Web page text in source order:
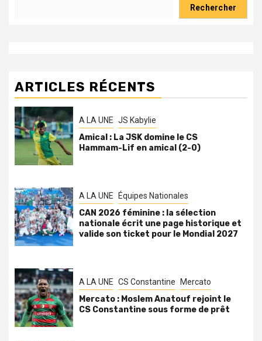
Rechercher
ARTICLES RÉCENTS
A LA UNE JS Kabylie
Amical : La JSK domine le CS
Hammam-Lif en amical (2-0)
A LA UNE Équipes Nationales
CAN 2026 féminine : la sélection
nationale écrit une page historique et
valide son ticket pour le Mondial 2027
A LA UNE CS Constantine Mercato
Mercato : Moslem Anatouf rejoint le
CS Constantine sous forme de prêt